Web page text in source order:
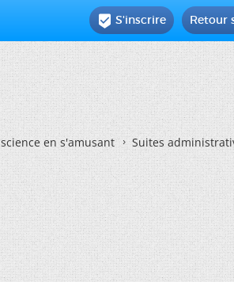
Retour
 S'inscrire
en s'amusant Suites